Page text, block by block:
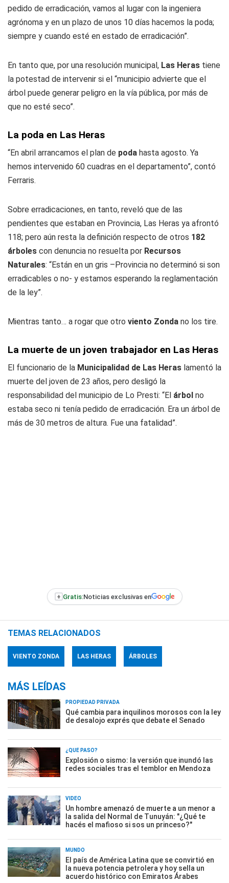
pedido de erradicación, vamos al lugar con la ingeniera
agrónoma y en un plazo de unos 10 días hacemos la poda;
siempre y cuando esté en estado de erradicación”.
En tanto que, por una resolución municipal, Las Heras tiene
la potestad de intervenir si el “municipio advierte que el
árbol puede generar peligro en la vía pública, por más de
que no esté seco”.
La poda en Las Heras
“En abril arrancamos el plan de poda hasta agosto. Ya
hemos intervenido 60 cuadras en el departamento”, contó
Ferraris.
Sobre erradicaciones, en tanto, reveló que de las
pendientes que estaban en Provincia, Las Heras ya afrontó
118; pero aún resta la definición respecto de otros 182
árboles con denuncia no resuelta por Recursos
Naturales: “Están en un gris –Provincia no determinó si son
erradicables o no- y estamos esperando la reglamentación
de la ley”.
Mientras tanto… a rogar que otro viento Zonda no los tire.
La muerte de un joven trabajador en Las Heras
El funcionario de la Municipalidad de Las Heras lamentó la
muerte del joven de 23 años, pero desligó la
responsabilidad del municipio de Lo Presti: “El árbol no
estaba seco ni tenía pedido de erradicación. Era un árbol de
más de 30 metros de altura. Fue una fatalidad”.
+ Gratis:Noticias exclusivas en
TEMAS RELACIONADOS
VIENTO ZONDA LAS HERAS ÁRBOLES
MÁS LEÍDAS
PROPIEDAD PRIVADA
Qué cambia para inquilinos morosos con la ley
de desalojo exprés que debate el Senado
¿QUÉ PASÓ?
Explosión o sismo: la versión que inundó las
redes sociales tras el temblor en Mendoza
VIDEO
Un hombre amenazó de muerte a un menor a
la salida del Normal de Tunuyán: "¿Qué te
hacés el mafioso si sos un princeso?"
MUNDO
El país de América Latina que se convirtió en
la nueva potencia petrolera y hoy sella un
acuerdo histórico con Emiratos Árabes